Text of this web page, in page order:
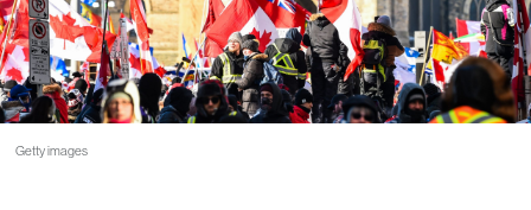
Getty images